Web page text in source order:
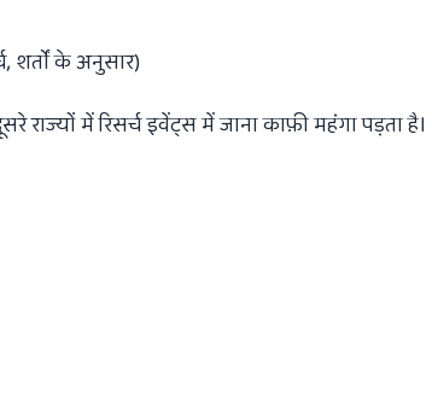
शर्तों के अनुसार)
राज्यों में रिसर्च इवेंट्स में जाना काफ़ी महंगा पड़ता है।